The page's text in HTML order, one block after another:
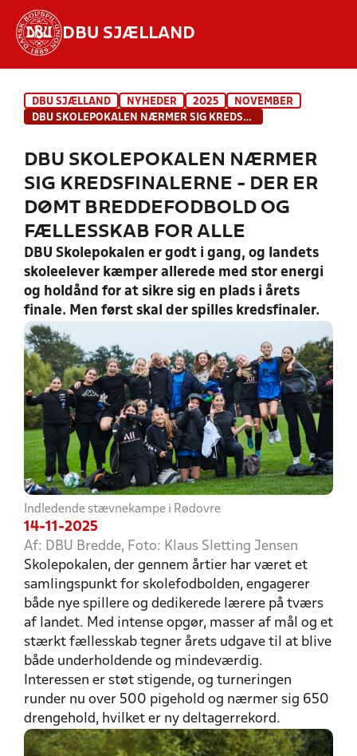
DBU SJÆLLAND
INDHOLD OG NYHEDER
HOLD
DBU SJÆLLAND NYHEDER 2025
NOVEMBER
DBU SKOLEPOKALEN NÆRMER SIG KREDSFINALERNE - DER ER DØMT BREDDEFODBOLD OG FÆLLESSKAB FOR ALLE
DBU SKOLEPOKALEN NÆRMER
SIG KREDSFINALERNE - DER ER
DØMT BREDDEFODBOLD OG
FÆLLESSKAB FOR ALLE
DBU Skolepokalen er godt i gang, og landets
skoleelever kæmper allerede med stor energi
og holdånd for at sikre sig en plads i årets
finale. Men først skal der spilles kredsfinaler.
Indledende stævnekampe i Rødovre
14-11-2025
Af: DBU Bredde, Foto: Klaus Sletting Jensen
Skolepokalen, der gennem årtier har været et
samlingspunkt for skolefodbolden, engagerer
både nye spillere og dedikerede lærere på tværs
af landet. Med intense opgør, masser af mål og et
stærkt fællesskab tegner årets udgave til at blive
både underholdende og mindeværdig.
Interessen er støt stigende, og turneringen
runder nu over 500 pigehold og nærmer sig 650
drengehold, hvilket er ny deltagerrekord.